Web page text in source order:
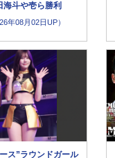
海斗や壱ら勝利
年08月02日UP）
ス”ラウンドガール